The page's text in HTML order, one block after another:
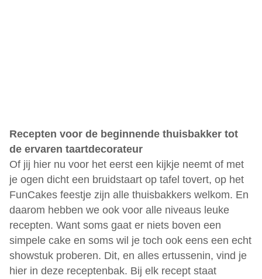
Recepten voor de beginnende thuisbakker tot
de ervaren taartdecorateur
Of jij hier nu voor het eerst een kijkje neemt of met
je ogen dicht een bruidstaart op tafel tovert, op het
FunCakes feestje zijn alle thuisbakkers welkom. En
daarom hebben we ook voor alle niveaus leuke
recepten. Want soms gaat er niets boven een
simpele cake en soms wil je toch ook eens een echt
showstuk proberen. Dit, en alles ertussenin, vind je
hier in deze receptenbak. Bij elk recept staat